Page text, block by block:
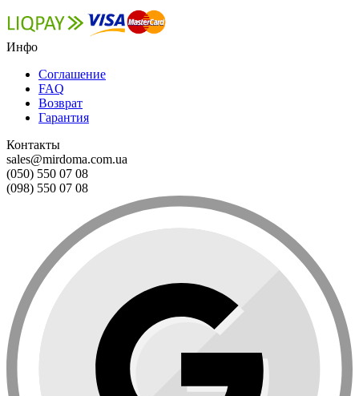
Инфо
Соглашение
FAQ
Возврат
Гарантия
Контакты
sales@mirdoma.com.ua
(050) 550 07 08
(098) 550 07 08